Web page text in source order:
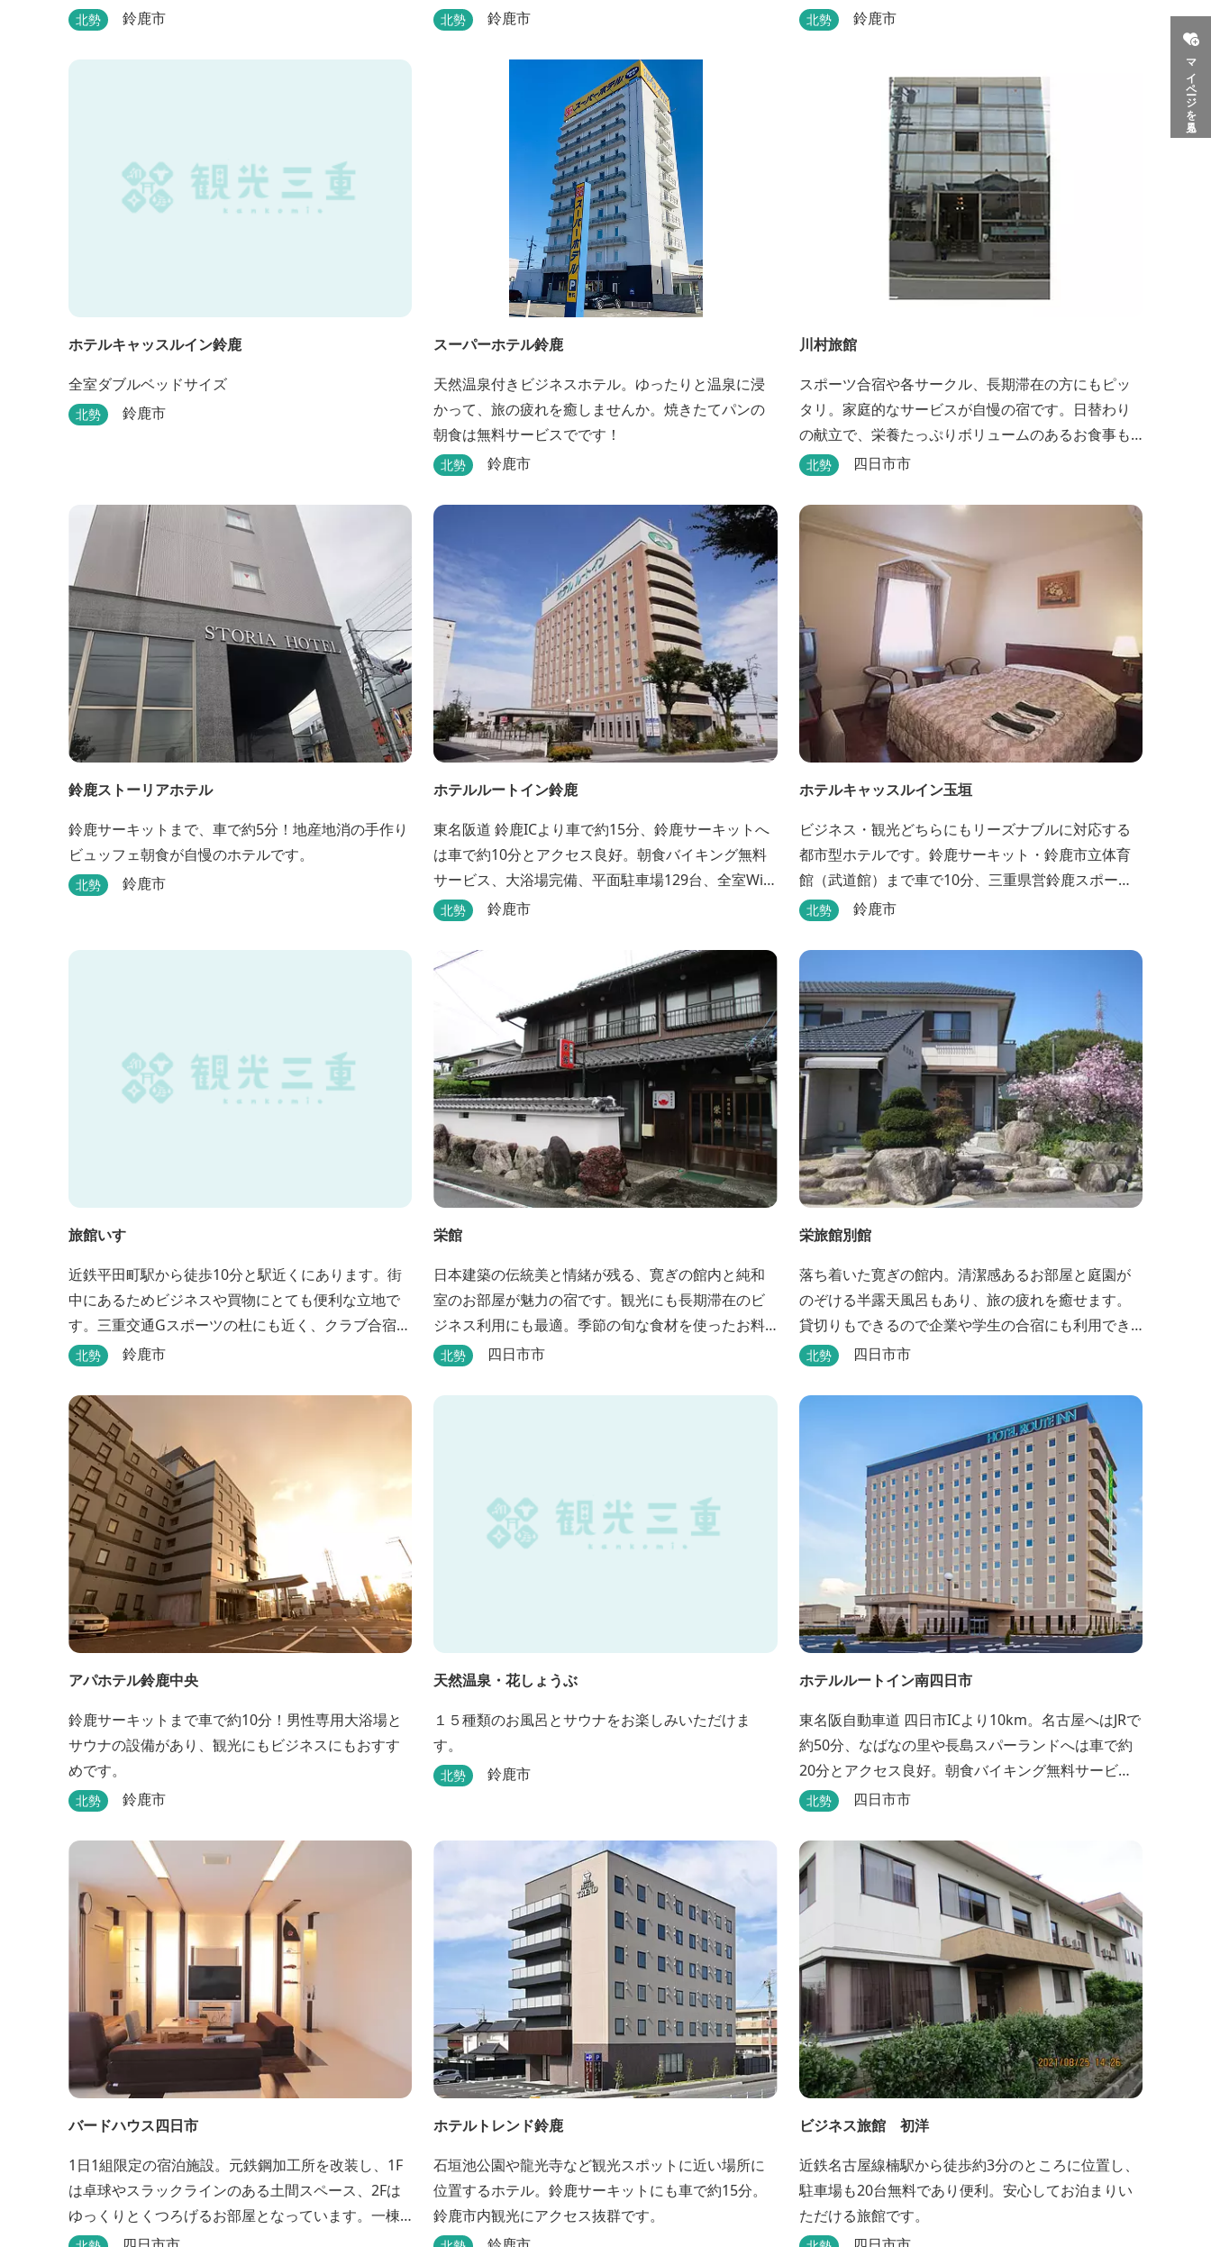
マイページを見る
北勢 鈴鹿市
賞することができるとあって、大人の女性にも人気
北勢 鈴鹿市 北勢 鈴鹿市
ホテルキャッスルイン鈴鹿
全室ダブルベッドサイズ
北勢 鈴鹿市
スーパーホテル鈴鹿
天然温泉付きビジネスホテル。ゆったりと温泉に浸
かって、旅の疲れを癒しませんか。焼きたてパンの
朝食は無料サービスでです！
北勢 鈴鹿市
川村旅館
スポーツ合宿や各サークル、長期滞在の方にもピッ
タリ。家庭的なサービスが自慢の宿です。日替わり
の献立で、栄養たっぷりボリュームのあるお食事も
楽しめます。
北勢 四日市市
鈴鹿ストーリアホテル
鈴鹿サーキットまで、車で約5分！地産地消の手作り
ビュッフェ朝食が自慢のホテルです。
北勢 鈴鹿市
ホテルルートイン鈴鹿
東名阪道 鈴鹿ICより車で約15分、鈴鹿サーキットへ
は車で約10分とアクセス良好。朝食バイキング無料
サービス、大浴場完備、平面駐車場129台、全室Wi-
Fi完備。ビジネスにも観光にもご利用頂ける快適なホ
北勢 鈴鹿市
ホテルキャッスルイン玉垣
ビジネス・観光どちらにもリーズナブルに対応する
都市型ホテルです。鈴鹿サーキット・鈴鹿市立体育
館（武道館）まで車で10分、三重県営鈴鹿スポーツ
ガーデンまで車で15分の好立地！！ さらに、全檜造
す。
北勢 鈴鹿市
旅館いすゞ
近鉄平田町駅から徒歩10分と駅近くにあります。街
中にあるためビジネスや買物にとても便利な立地で
す。三重交通Gスポーツの杜にも近く、クラブ合宿な
どに最適です。
北勢 鈴鹿市
栄館
日本建築の伝統美と情緒が残る、寛ぎの館内と純和
室のお部屋が魅力の宿です。観光にも長期滞在のビ
ジネス利用にも最適。季節の旬な食材を使ったお料
理も楽しめます。
北勢 四日市市
栄旅館別館
落ち着いた寛ぎの館内。清潔感あるお部屋と庭園が
のぞける半露天風呂もあり、旅の疲れを癒せます。
貸切りもできるので企業や学生の合宿にも利用でき
ます。
北勢 四日市市
アパホテル鈴鹿中央
鈴鹿サーキットまで車で約10分！男性専用大浴場と
サウナの設備があり、観光にもビジネスにもおすす
めです。
北勢 鈴鹿市
天然温泉・花しょうぶ
１５種類のお風呂とサウナをお楽しみいただけま
す。
北勢 鈴鹿市
ホテルルートイン南四日市
東名阪自動車道 四日市ICより10km。名古屋へはJRで
約50分、なばなの里や長島スパーランドへは車で約
20分とアクセス良好。朝食バイキング無料サービ
ス、大浴場完備、平面駐車場169台、全室Wi-Fi完
ルライフをご提供します。
北勢 四日市市
バードハウス四日市
1日1組限定の宿泊施設。元鉄鋼加工所を改装し、1F
は卓球やスラックラインのある土間スペース、2Fは
ゆっくりとくつろげるお部屋となっています。一棟
貸切のプライベート空間で、旅のひとときを過ごし
ホテルトレンド鈴鹿
石垣池公園や龍光寺など観光スポットに近い場所に
位置するホテル。鈴鹿サーキットにも車で約15分。
鈴鹿市内観光にアクセス抜群です。
ビジネス旅館 初洋
近鉄名古屋線楠駅から徒歩約3分のところに位置し、
駐車場も20台無料であり便利。安心してお泊まりい
ただける旅館です。